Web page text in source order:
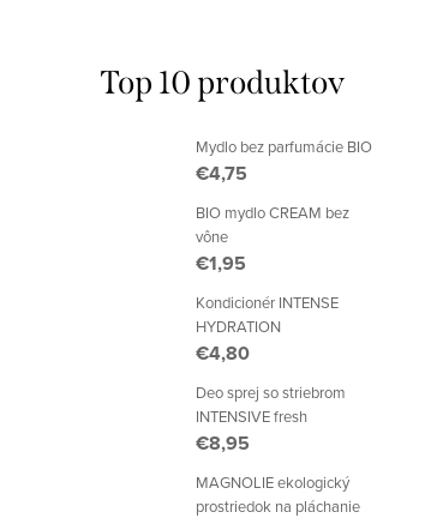
Top 10 produktov
Mydlo bez parfumácie BIO
€4,75
BIO mydlo CREAM bez
vône
€1,95
Kondicionér INTENSE
HYDRATION
€4,80
Deo sprej so striebrom
INTENSIVE fresh
€8,95
MAGNOLIE ekologický
prostriedok na pláchanie
Kokosové tekuté mydlo na ruky BIO
€7,05
Doručíme do 2-5 dní